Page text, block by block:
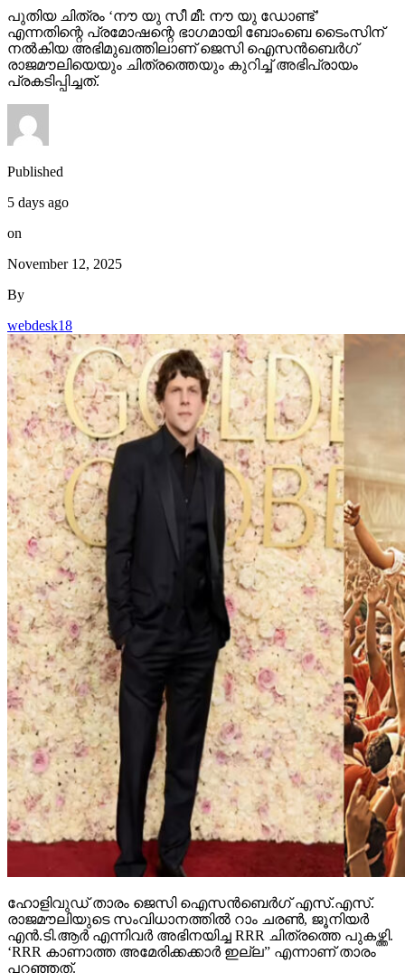
പുതിയ ചിത്രം ‘നൗ യു സീ മീ: നൗ യു ഡോണ്ട്’
എന്നതിന്റെ പ്രമോഷന്റെ ഭാഗമായി ബോംബെ ടൈംസിന്
നല്‍കിയ അഭിമുഖത്തിലാണ് ജെസി ഐസന്‍ബെര്‍ഗ്
രാജമൗലിയെയും ചിത്രത്തെയും കുറിച്ച് അഭിപ്രായം
പ്രകടിപ്പിച്ചത്.
Published
5 days ago
on
November 12, 2025
By
webdesk18
ഹോളിവുഡ് താരം ജെസി ഐസന്‍ബെര്‍ഗ് എസ്.എസ്.
രാജമൗലിയുടെ സംവിധാനത്തില്‍ റാം ചരണ്‍, ജൂനിയര്‍
എന്‍.ടി.ആര്‍ എന്നിവര്‍ അഭിനയിച്ച RRR ചിത്രത്തെ പുകഴ്ത്തി.
‘RRR കാണാത്ത അമേരിക്കക്കാര്‍ ഇല്ല” എന്നാണ് താരം
പറഞ്ഞത്.